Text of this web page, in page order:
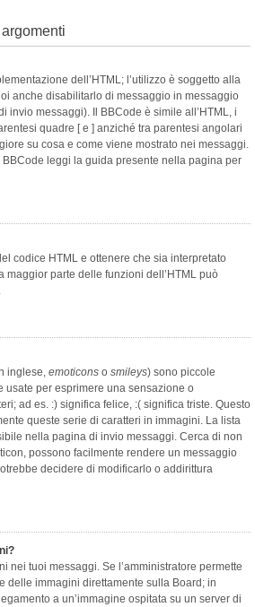
dell’HTML; l’utilizzo è soggetto alla
anche disabilitarlo di messaggio in messaggio
invio messaggi). Il BBCode è simile all’HTML, i
quadre [ e ] anziché tra parentesi angolari
su cosa e come viene mostrato nei messaggi.
leggi la guida presente nella pagina per
codice HTML e ottenere che sia interpretato
maggior parte delle funzioni dell’HTML può
inglese, emoticons o smileys) sono piccole
usate per esprimere una sensazione o
ad es. :) significa felice, :( significa triste. Questo
queste serie di caratteri in immagini. La lista
nella pagina di invio messaggi. Cerca di non
possono facilmente rendere un messaggio
decidere di modificarlo o addirittura
nei tuoi messaggi. Se l’amministratore permette
delle immagini direttamente sulla Board; in
a un’immagine ospitata su un server di